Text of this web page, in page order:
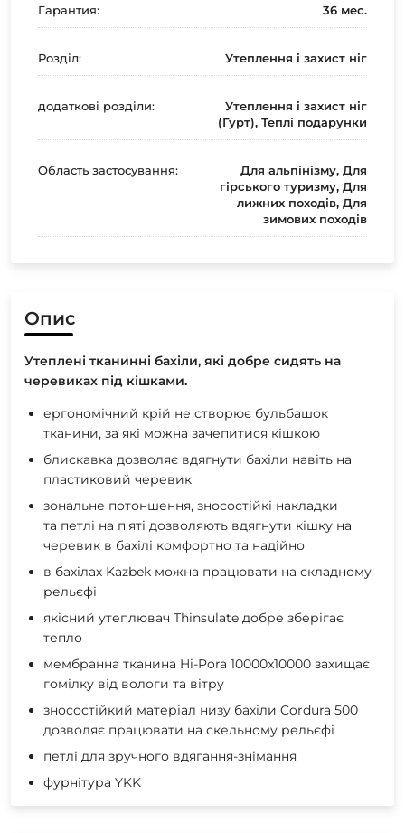
Гарантия: 36 мес.
Розділ: Утеплення і захист ніг
додаткові розділи:
Утеплення і захист ніг
(Гурт), Теплі подарунки
Область застосування:
Для альпінізму, Для
гірського туризму, Для
лижних походів, Для
зимових походів
Опис
Утеплені тканинні бахіли, які добре сидять на
черевиках під кішками.
ергономічний крій не створює бульбашок
тканини, за які можна зачепитися кішкою
блискавка дозволяє вдягнути бахіли навіть на
пластиковий черевик
зональне потоншення, зносостійкі накладки
та петлі на п'яті дозволяють вдягнути кішку на
черевик в бахілі комфортно та надійно
в бахілах Kazbek можна працювати на складному
рельєфі
якісний утеплювач Thinsulate добре зберігає
тепло
мембранна тканина Hi-Pora 10000x10000 захищає
гомілку від вологи та вітру
зносостійкий матеріал низу бахіли Cordura 500
дозволяє працювати на скельному рельєфі
петлі для зручного вдягання-знімання
фурнітура YKK